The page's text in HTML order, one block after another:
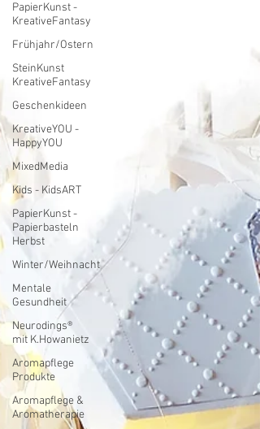
PapierKunst -
KreativeFantasy
Frühjahr/Ostern
SteinKunst
KreativeFantasy
Geschenkideen
KreativeYOU -
HappyYOU
MixedMedia
Kids - KidsART
PapierKunst -
Papierbasteln
Herbst
Winter/Weihnacht
Mentale
Gesundheit
Neurodings®
mit K.Howanietz
Aromapflege
Produkte
Aromapflege &
Aromatherapie